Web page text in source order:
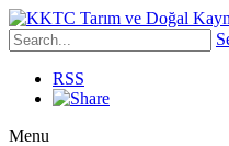
RSS
Menu